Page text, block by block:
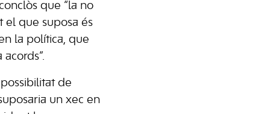
que “la no
el que suposa és
la política, que
de
un xec en